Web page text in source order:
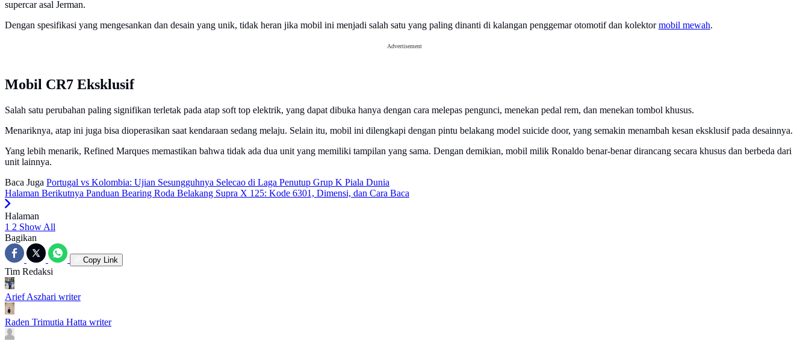
supercar asal Jerman.
Dengan spesifikasi yang mengesankan dan desain yang unik, tidak heran jika mobil ini menjadi salah satu yang paling dinanti di kalangan penggemar otomotif dan kolektormobil mewah.
Advertisement
Mobil CR7 Eksklusif
Salah satu perubahan paling signifikan terletak pada atap soft top elektrik, yang dapat dibuka hanya dengan cara melepas pengunci, menekan pedal rem, dan menekan tombol khusus.
Menariknya, atap ini juga bisa dioperasikan saat kendaraan sedang melaju. Selain itu, mobil ini dilengkapi dengan pintu belakang model suicide door, yang semakin menambah kesan eksklusif pada desainnya.
Yang lebih menarik, Refined Marques memastikan bahwa tidak ada dua unit yang memiliki tampilan yang sama. Dengan demikian, mobil milik Ronaldo benar-benar dirancang secara khusus dan berbeda dari
unit lainnya.
Baca Juga Portugal vs Kolombia: Ujian Sesungguhnya Selecao di Laga Penutup Grup K Piala Dunia
Halaman Berikutnya Panduan Bearing Roda Belakang Supra X 125: Kode 6301, Dimensi, dan Cara Baca
Halaman
1 2 Show All
Bagikan
Copy Link
Tim Redaksi
Arief Aszhari writer
Raden Trimutia Hatta writer